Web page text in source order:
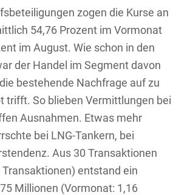
zogen die Kurse an
54,76 Prozent im Vormonat
im August. Wie schon in den
der Handel im Segment davon
bestehende Nachfrage auf zu
trifft. So blieben Vermittlungen bei
Ausnahmen. Etwas mehr
bei LNG-Tankern, bei
Aus 30 Transaktionen
entstand ein
Millionen (Vormonat: 1,16